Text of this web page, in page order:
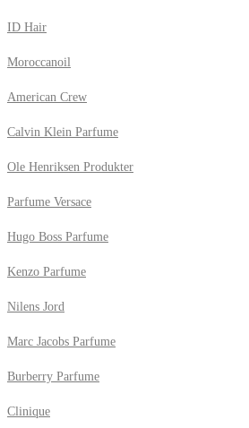
ID Hair
Moroccanoil
American Crew
Calvin Klein Parfume
Ole Henriksen Produkter
Parfume Versace
Hugo Boss Parfume
Kenzo Parfume
Nilens Jord
Marc Jacobs Parfume
Burberry Parfume
Clinique